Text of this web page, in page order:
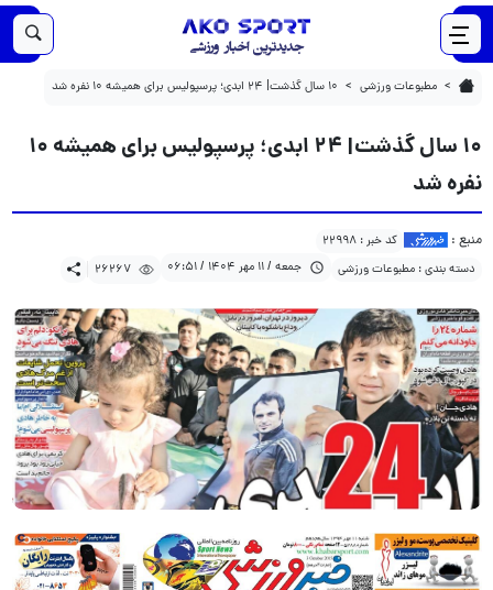
مطبوعات ورزشی ۱۰ سال گذشت| ۲۴ ابدی؛ پرسپولیس برای همیشه ۱۰ نفره شد
۱۰ سال گذشت| ۲۴ ابدی؛ پرسپولیس برای همیشه ۱۰ نفره شد 26267
۱۰ سال گذشت| ۲۴ ابدی؛ پرسپولیس برای همیشه ۱۰
نفره شد
منبع :
کد خبر : 22998
دسته بندی : مطبوعات ورزشی
جمعه / 11 مهر 1404 / 06:51 26267